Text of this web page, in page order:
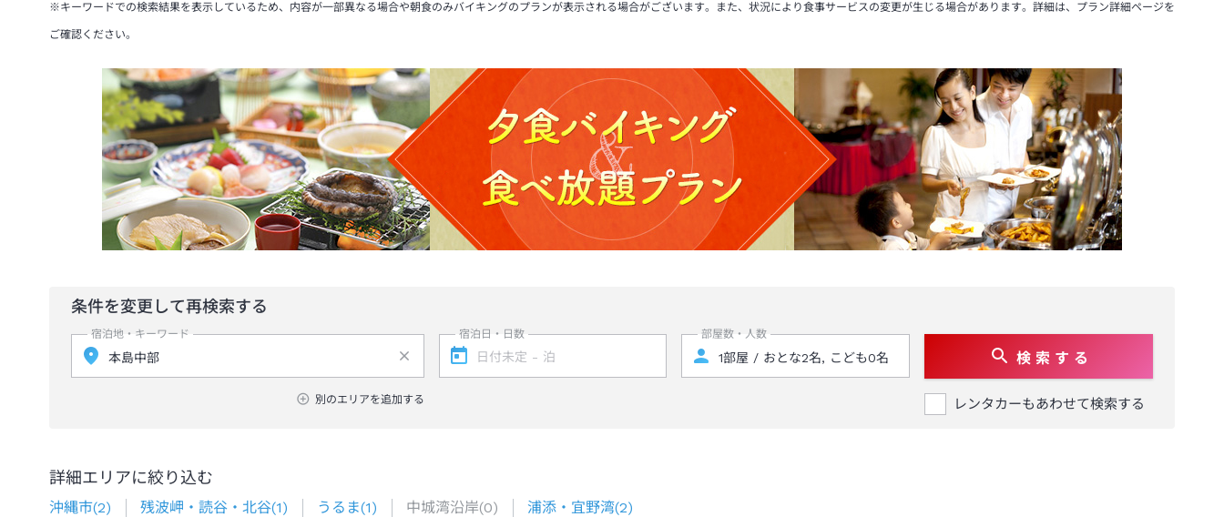
※キーワードでの検索結果を表示しているため、内容が一部異なる場合や朝食のみバイキングのプランが表示される場合がございます。また、状況により食事サービスの変更が生じる場合があります。詳細は、プラン詳細ページを
ご確認ください。
条件を変更して再検索する
宿泊地・キーワード
別のエリアを追加する
宿泊日・日数 部屋数・人数
検 索 す る
レンタカーもあわせて検索する
詳細エリアに絞り込む
沖縄市(2) 残波岬・読谷・北谷(1) うるま(1) 中城湾沿岸(0) 浦添・宜野湾(2)